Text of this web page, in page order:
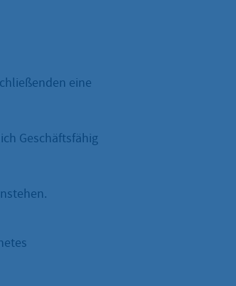
eine
Geschäftsfähig